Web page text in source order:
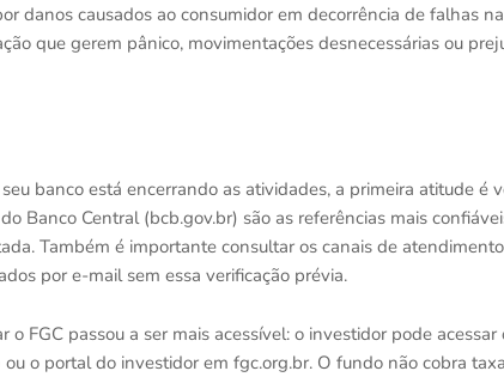
danos causados ao consumidor em decorrência de falhas na
que gerem pânico, movimentações desnecessárias ou
banco está encerrando as atividades, a primeira atitude é
Banco Central (bcb.gov.br) são as referências mais
Também é importante consultar os canais de
por e-mail sem essa verificação prévia.
FGC passou a ser mais acessível: o investidor pode acessar
o portal do investidor em fgc.org.br. O fundo não cobra